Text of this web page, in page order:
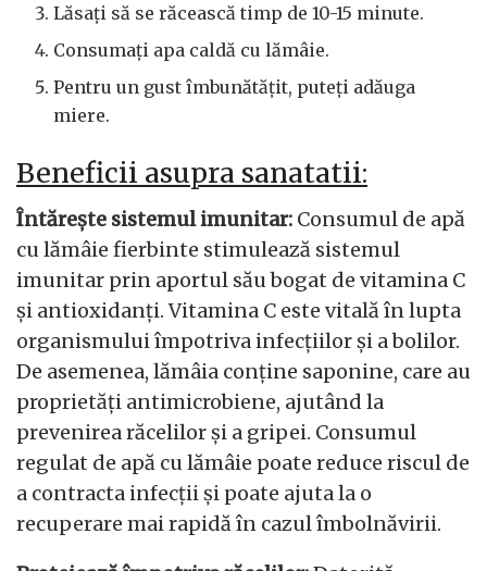
Lăsați să se răcească timp de 10-15 minute.
Consumați apa caldă cu lămâie.
Pentru un gust îmbunătățit, puteți adăuga
miere.
Beneficii asupra sanatatii:
Întărește sistemul imunitar: Consumul de apă
cu lămâie fierbinte stimulează sistemul
imunitar prin aportul său bogat de vitamina C
și antioxidanți. Vitamina C este vitală în lupta
organismului împotriva infecțiilor și a bolilor.
De asemenea, lămâia conține saponine, care au
proprietăți antimicrobiene, ajutând la
prevenirea răcelilor și a gripei. Consumul
regulat de apă cu lămâie poate reduce riscul de
a contracta infecții și poate ajuta la o
recuperare mai rapidă în cazul îmbolnăvirii.